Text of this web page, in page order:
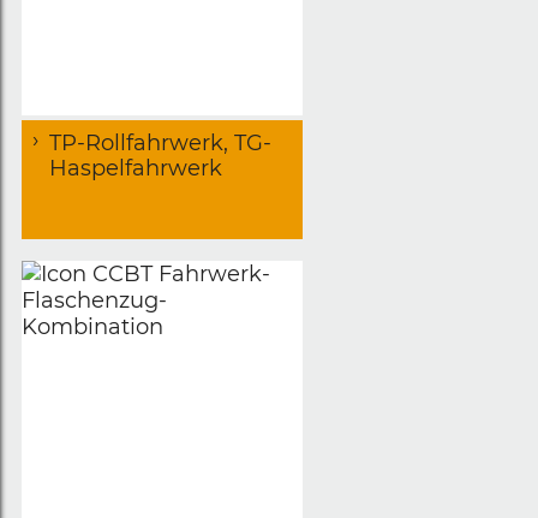
TP-Rollfahrwerk, TG-
Haspelfahrwerk